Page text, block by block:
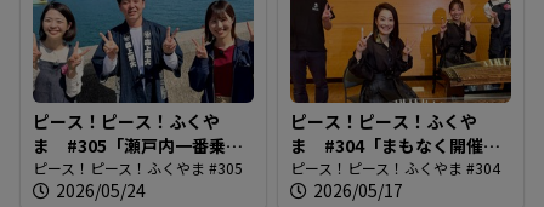
ピース！ピース！ふくや
ま #305「瀬戸内一番乗
り！鞆の浦弁天島花火大
会」
ピース！ピース！ふくやま #305
2026/05/24
ピース！ピース！ふくや
ま #304「まもなく開催！
ばらのまち福山国際音楽
祭」
ピース！ピース！ふくやま #304
2026/05/17